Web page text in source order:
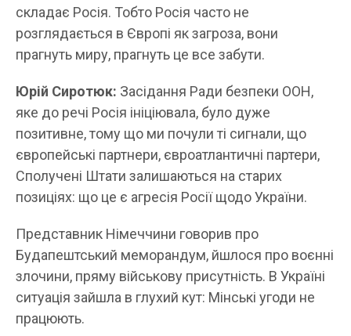
складає Росія. Тобто Росія часто не
розглядається в Європі як загроза, вони
прагнуть миру, прагнуть це все забути.
Юрій Сиротюк: Засідання Ради безпеки ООН,
яке до речі Росія ініціювала, було дуже
позитивне, тому що ми почули ті сигнали, що
європейські партнери, євроатлантичні партери,
Сполучені Штати залишаються на старих
позиціях: що це є агресія Росії щодо України.
Представник Німеччини говорив про
Будапештський меморандум, йшлося про воєнні
злочини, пряму військову присутність. В Україні
ситуація зайшла в глухий кут: Мінські угоди не
працюють.